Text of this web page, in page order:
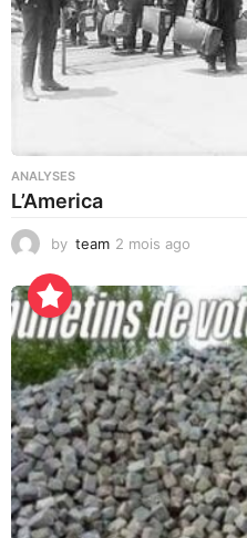
ANALYSES
L’America
by team 2 mois ago
u
r
s
a
g
o